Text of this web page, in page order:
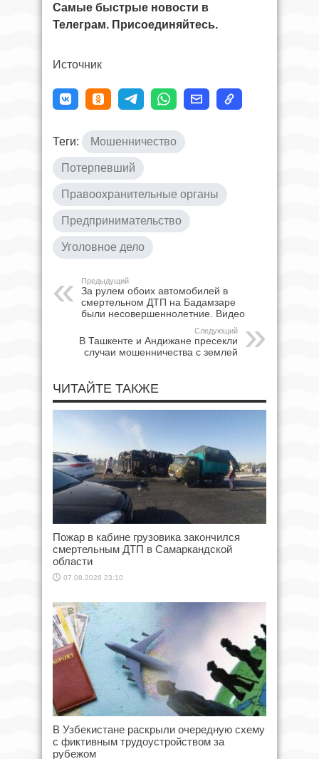
Самые быстрые новости в
Телеграм. Присоединяйтесь.
Источник
Теги: Мошенничество
Потерпевший
Правоохранительные органы
Предпринимательство
Уголовное дело
Предыдущий
За рулем обоих автомобилей в
смертельном ДТП на Бадамзаре
были несовершеннолетние. Видео
Следующий
В Ташкенте и Андижане пресекли
случаи мошенничества с землей
ЧИТАЙТЕ ТАКЖЕ
Пожар в кабине грузовика закончился
смертельным ДТП в Самаркандской
области
07.08.2026 23:10
В Узбекистане раскрыли очередную схему
с фиктивным трудоустройством за
рубежом